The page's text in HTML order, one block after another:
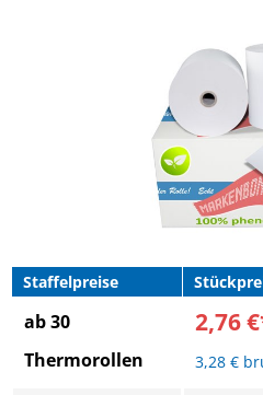
Staffelpreise
ab 30
Thermorollen
2,76
3,28 €